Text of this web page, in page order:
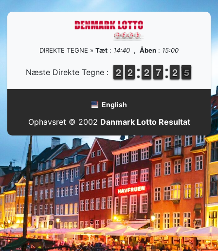
DIREKTE TEGNE » Tæt : 14:40 , Åben : 15:00
Næste Direkte Tegne : 1
1
2
2 1
1
2
2 1
1
2
2 6
6
7
7 1
1
2
2 5
4
English
Ophavsret © 2002 Danmark Lotto Resultat